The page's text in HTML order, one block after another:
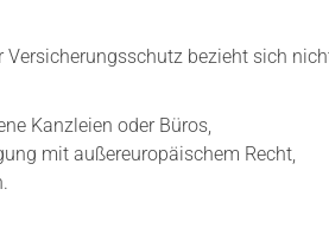
Versicherungsschutz bezieht sich
Kanzleien oder Büros,
mit außereuropäischem Recht,